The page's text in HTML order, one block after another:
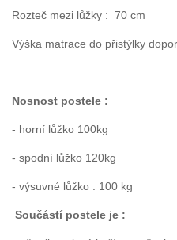
Rozteč mezi lůžky : 70 cm
Výška matrace do přistýlky
Nosnost postele :
- horní lůžko 100kg
- spodní lůžko 120kg
- výsuvné lůžko : 100 kg
Součástí postele je :